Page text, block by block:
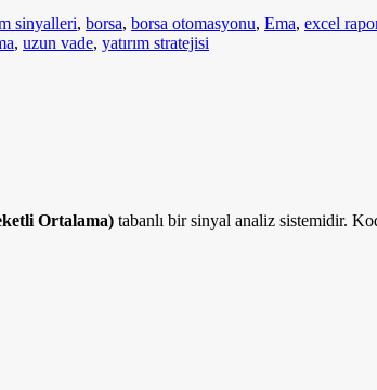
sinyalleri, borsa, borsa otomasyonu, Ema, excel
, uzun vade, yatırım stratejisi
Ortalama) tabanlı bir sinyal analiz sistemidir.